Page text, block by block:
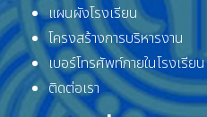
แผนผังโรงเรียน
โครงสร้างการบริหารงาน
เบอร์โทรศัพท์ภายในโรงเรียน
ติดต่อเรา